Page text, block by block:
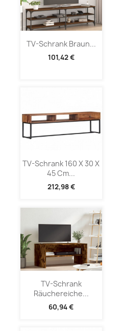
TV-Schrank Braun...
101,42 €
TV-Schrank 160 X 30 X
45 Cm...
212,98 €
TV-Schrank
Räuchereiche...
60,94 €